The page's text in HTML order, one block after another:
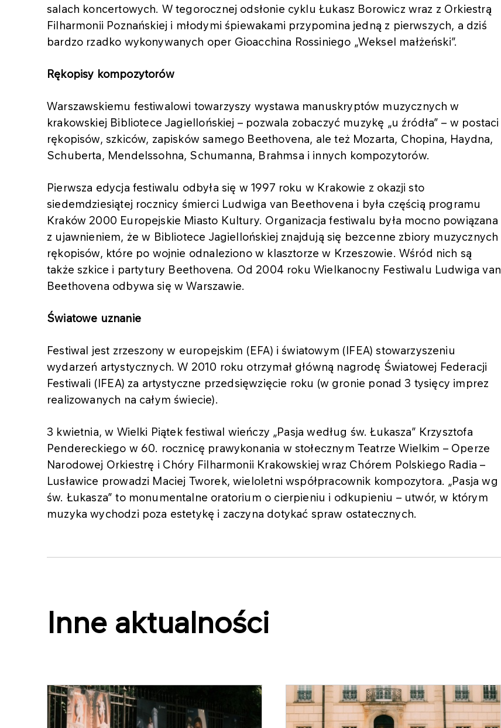
salach koncertowych. W tegorocznej odsłonie cyklu Łukasz Borowicz wraz z Orkiestrą
Filharmonii Poznańskiej i młodymi śpiewakami przypomina jedną z pierwszych, a dziś
bardzo rzadko wykonywanych oper Gioacchina Rossiniego „Weksel małżeński”.
Rękopisy kompozytorów
Warszawskiemu festiwalowi towarzyszy wystawa manuskryptów muzycznych w
krakowskiej Bibliotece Jagiellońskiej – pozwala zobaczyć muzykę „u źródła” – w postaci
rękopisów, szkiców, zapisków samego Beethovena, ale też Mozarta, Chopina, Haydna,
Schuberta, Mendelssohna, Schumanna, Brahmsa i innych kompozytorów.
Pierwsza edycja festiwalu odbyła się w 1997 roku w Krakowie z okazji sto
siedemdziesiątej rocznicy śmierci Ludwiga van Beethovena i była częścią programu
Kraków 2000 Europejskie Miasto Kultury. Organizacja festiwalu była mocno powiązana
z ujawnieniem, że w Bibliotece Jagiellońskiej znajdują się bezcenne zbiory muzycznych
rękopisów, które po wojnie odnaleziono w klasztorze w Krzeszowie. Wśród nich są
także szkice i partytury Beethovena. Od 2004 roku Wielkanocny Festiwalu Ludwiga van
Beethovena odbywa się w Warszawie.
Światowe uznanie
Festiwal jest zrzeszony w europejskim (EFA) i światowym (IFEA) stowarzyszeniu
wydarzeń artystycznych. W 2010 roku otrzymał główną nagrodę Światowej Federacji
Festiwali (IFEA) za artystyczne przedsięwzięcie roku (w gronie ponad 3 tysięcy imprez
realizowanych na całym świecie).
3 kwietnia, w Wielki Piątek festiwal wieńczy „Pasja według św. Łukasza” Krzysztofa
Pendereckiego w 60. rocznicę prawykonania w stołecznym Teatrze Wielkim – Operze
Narodowej Orkiestrę i Chóry Filharmonii Krakowskiej wraz Chórem Polskiego Radia –
Lusławice prowadzi Maciej Tworek, wieloletni współpracownik kompozytora. „Pasja wg
św. Łukasza” to monumentalne oratorium o cierpieniu i odkupieniu – utwór, w którym
muzyka wychodzi poza estetykę i zaczyna dotykać spraw ostatecznych.
Inne aktualności